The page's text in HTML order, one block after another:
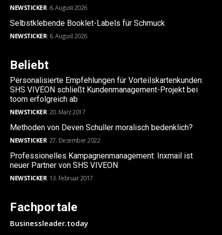
NEWSTICKER 6. August 2026
Selbstklebende Booklet-Labels für Schmuck
NEWSTICKER 6. August 2026
Beliebt
Personalisierte Empfehlungen für Vorteilskartenkunden:
SHS VIVEON schließt Kundenmanagement-Projekt bei
toom erfolgreich ab
NEWSTICKER 20. März 2017
Methoden von Deven Schuller moralisch bedenklich?
NEWSTICKER 27. Dezember 2022
Professionelles Kampagnenmanagement: Inxmail ist
neuer Partner von SHS VIVEON
NEWSTICKER 13. Februar 2017
Fachportale
Businessleader.today